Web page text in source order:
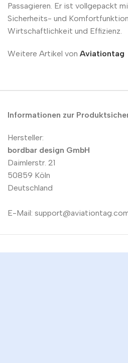
Passagieren. Er ist vollgepackt
Sicherheits- und
Wirtschaftlichkeit und Effizienz.
Weitere Artikel von Aviationtag
Informationen zur
Hersteller:
bordbar design GmbH
Daimlerstr. 21
50859 Köln
Deutschland
E-Mail: